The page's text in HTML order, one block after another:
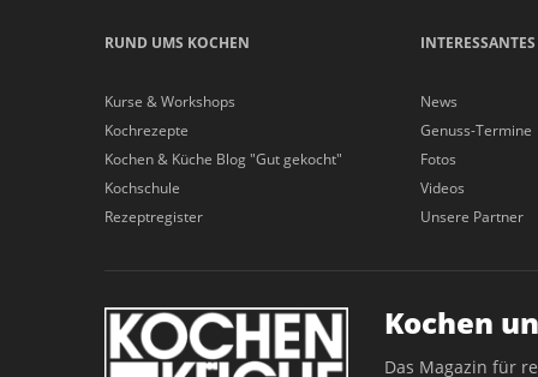
RUND UMS KOCHEN
Kurse & Workshops
Kochrezepte
Kochen & Küche Blog "Gut gekocht"
Kochschule
Rezeptregister
News
Genuss-Termine
Fotos
Videos
Unsere Partner
Kochen
Das Magazin für